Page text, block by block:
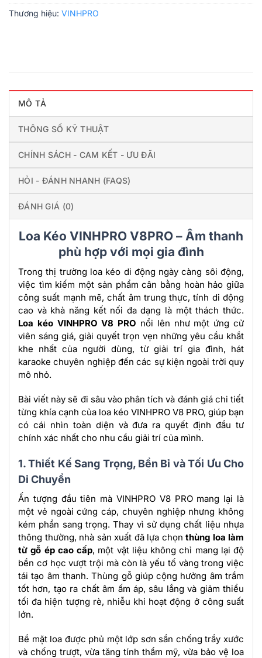
Thương hiệu: VINHPRO
MÔ TẢ
THÔNG SỐ KỸ THUẬT
CHÍNH SÁCH - CAM KẾT - ƯU ĐÃI
HỎI - ĐÁNH NHANH (FAQS)
ĐÁNH GIÁ (0)
Loa Kéo VINHPRO V8PRO – Âm thanh
phù hợp với mọi gia đình
Trong thị trường loa kéo di động ngày càng sôi động,
việc tìm kiếm một sản phẩm cân bằng hoàn hảo giữa
công suất mạnh mẽ, chất âm trung thực, tính di động
cao và khả năng kết nối đa dạng là một thách thức.
Loa kéo VINHPRO V8 PRO nổi lên như một ứng cử
viên sáng giá, giải quyết trọn vẹn những yêu cầu khắt
khe nhất của người dùng, từ giải trí gia đình, hát
karaoke chuyên nghiệp đến các sự kiện ngoài trời quy
mô nhỏ.
Bài viết này sẽ đi sâu vào phân tích và đánh giá chi tiết
từng khía cạnh của loa kéo VINHPRO V8 PRO, giúp bạn
có cái nhìn toàn diện và đưa ra quyết định đầu tư
chính xác nhất cho nhu cầu giải trí của mình.
1. Thiết Kế Sang Trọng, Bền Bỉ và Tối Ưu Cho
Di Chuyển
Ấn tượng đầu tiên mà VINHPRO V8 PRO mang lại là
một vẻ ngoài cứng cáp, chuyên nghiệp nhưng không
kém phần sang trọng. Thay vì sử dụng chất liệu nhựa
thông thường, nhà sản xuất đã lựa chọn thùng loa làm
từ gỗ ép cao cấp, một vật liệu không chỉ mang lại độ
bền cơ học vượt trội mà còn là yếu tố vàng trong việc
tái tạo âm thanh. Thùng gỗ giúp cộng hưởng âm trầm
tốt hơn, tạo ra chất âm ấm áp, sâu lắng và giảm thiểu
tối đa hiện tượng rè, nhiễu khi hoạt động ở công suất
lớn.
Bề mặt loa được phủ một lớp sơn sần chống trầy xước
và chống trượt, vừa tăng tính thẩm mỹ, vừa bảo vệ loa